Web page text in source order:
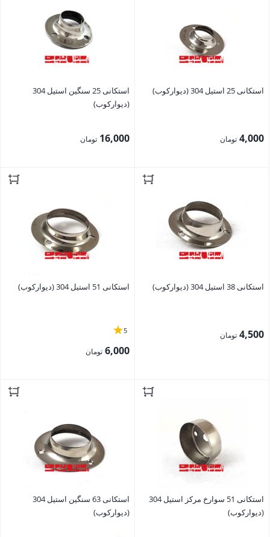
استکانی 25 استیل 304 (دیوارکوب)
4,000 تومان
استکانی 25 سنگین استیل 304
(دیوارکوب)
16,000 تومان
استکانی 38 استیل 304 (دیوارکوب)
4,500 تومان
استکانی 51 استیل 304 (دیوارکوب)
5
6,000 تومان
استکانی 51 سوارخ مرکز استیل 304
(دیوارکوب)
استکانی 63 سنگین استیل 304
(دیوارکوب)